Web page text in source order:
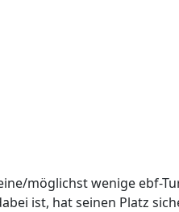
möglichst wenige ebf-
ist, hat seinen Platz